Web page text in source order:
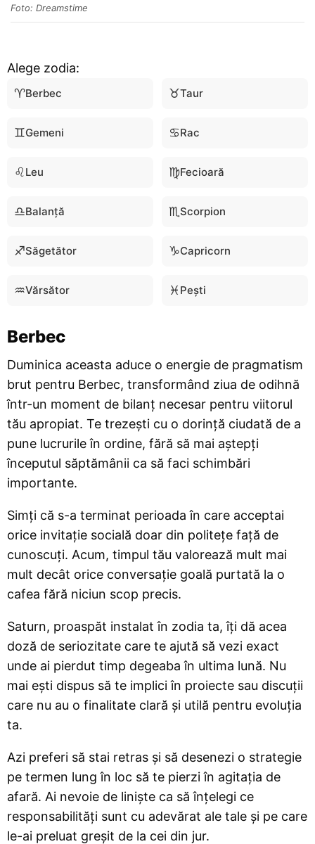
Foto: Dreamstime
Alege zodia:
♈Berbec ♉Taur
♊Gemeni ♋Rac
♌Leu ♍Fecioară
♎Balanță ♏ Scorpion
♐Săgetător ♑Capricorn
♒Vărsător ♓ Pești
Berbec
Duminica aceasta aduce o energie de pragmatism
brut pentru Berbec, transformând ziua de odihnă
într-un moment de bilanț necesar pentru viitorul
tău apropiat. Te trezești cu o dorință ciudată de a
pune lucrurile în ordine, fără să mai aștepți
începutul săptămânii ca să faci schimbări
importante.
Simți că s-a terminat perioada în care acceptai
orice invitație socială doar din politețe față de
cunoscuți. Acum, timpul tău valorează mult mai
mult decât orice conversație goală purtată la o
cafea fără niciun scop precis.
Saturn, proaspăt instalat în zodia ta, îți dă acea
doză de seriozitate care te ajută să vezi exact
unde ai pierdut timp degeaba în ultima lună. Nu
mai ești dispus să te implici în proiecte sau discuții
care nu au o finalitate clară și utilă pentru evoluția
ta.
Azi preferi să stai retras și să desenezi o strategie
pe termen lung în loc să te pierzi în agitația de
afară. Ai nevoie de liniște ca să înțelegi ce
responsabilități sunt cu adevărat ale tale și pe care
le-ai preluat greșit de la cei din jur.